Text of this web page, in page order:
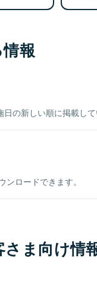
報
の新しい順に掲載して
ロードできます。
ま向け情